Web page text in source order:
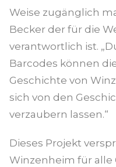
Weise zugänglich
Becker der für die
verantwortlich ist.
Barcodes können
Geschichte von
sich von den
verzaubern lassen.“
Dieses Projekt
Winzenheim für alle